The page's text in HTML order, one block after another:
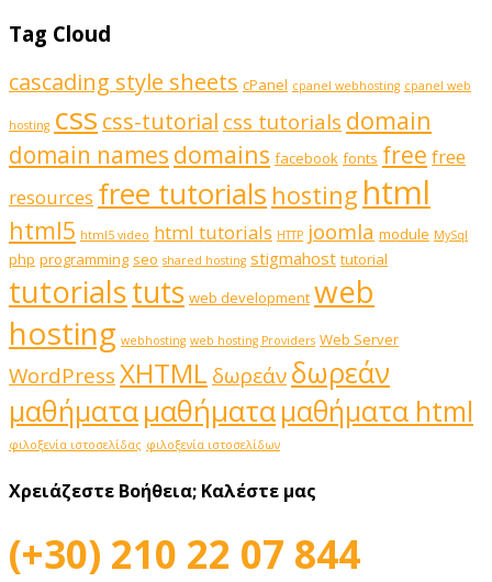
Tag Cloud
cascading style sheets cPanel cpanel webhosting cpanel web
hosting css css-tutorial css tutorials domain
domain names domains facebook fonts free free
resources free tutorials hosting html
html5 html5 video html tutorials HTTP joomla module MySql
php programming seo shared hosting stigmahost tutorial
tutorialstuts web development web
hosting webhosting web hosting Providers Web Server
WordPressXHTML δωρεάνδωρεάν
μαθήματαμαθήματαμαθήματα html
φιλοξενία ιστοσελίδας φιλοξενία ιστοσελίδων
Χρειάζεστε Βοήθεια; Καλέστε μας
(+30) 210 22 07 844